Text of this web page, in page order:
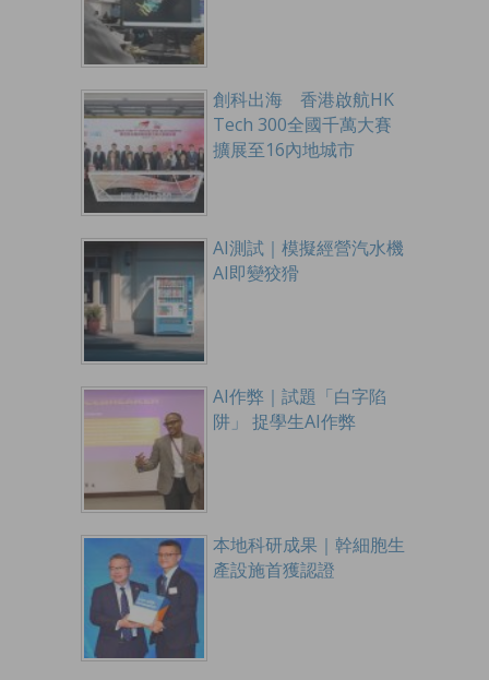
創科出海 香港啟航HK
Tech 300全國千萬大賽
擴展至16內地城市
AI測試｜模擬經營汽水機
AI即變狡猾
AI作弊｜試題「白字陷
阱」 捉學生AI作弊
本地科研成果｜幹細胞生
產設施首獲認證